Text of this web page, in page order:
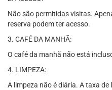
Não são permitidas visitas.
reserva podem ter acesso.
3. CAFÉ DA MANHÃ:
O café da manhã não está
4. LIMPEZA:
A limpeza não é diária. A taxa